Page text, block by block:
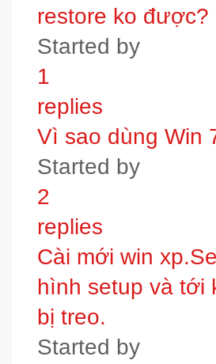
restore ko được?
Started by
1
replies
Vì sao dùng Win
Started by
2
replies
Cài mới win
hình setup và tới
bị treo.
Started by